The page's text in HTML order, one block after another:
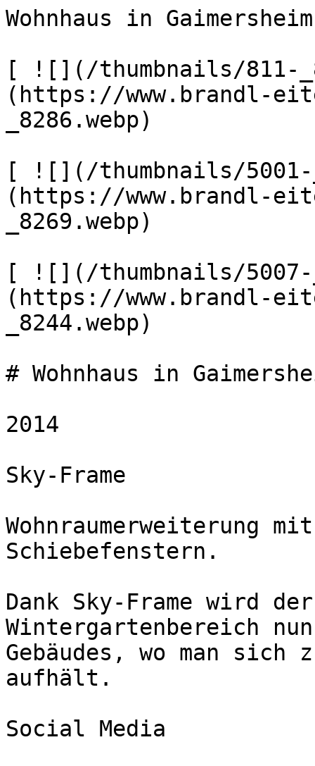
Wohnhaus in
[ ![](/thumbnails/811-
(https://www.brandl-
_8286.webp)
[ ![](/thumbnails/5001-
(https://www.brandl-
_8269.webp)
[ ![](/thumbnails/5007-
(https://www.brandl-
_8244.webp)
# Wohnhaus in
2014
Sky-Frame
Wohnraumerweiterung
Schiebefenstern.
Dank Sky-Frame wird
Wintergartenbereich
Gebäudes, wo man
aufhält.
Social Media